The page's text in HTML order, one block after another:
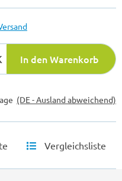
In den Warenkorb
(DE - Ausland abweichend)
Vergleichsliste